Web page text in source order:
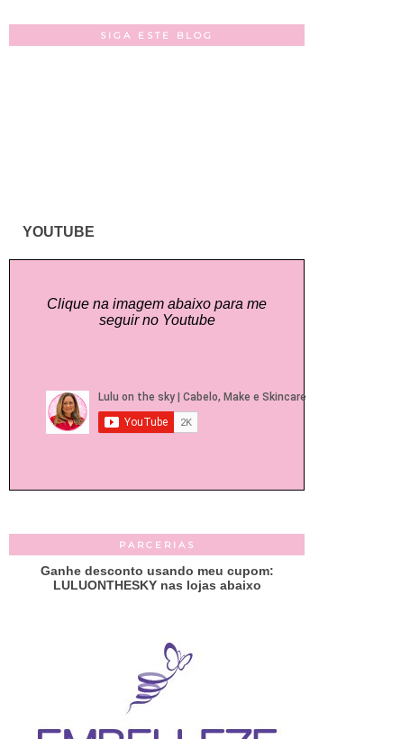
SIGA ESTE BLOG
YOUTUBE
Clique na imagem abaixo para me
seguir no Youtube
PARCERIAS
Ganhe desconto usando meu cupom:
LULUONTHESKY nas lojas abaixo